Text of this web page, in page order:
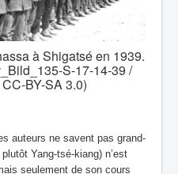
à Shigatsé en 1939.
S-17-14-39 /
BY-SA 3.0)
auteurs ne savent pas grand-
Yang-tsé-kiang) n’est
seulement de son cours